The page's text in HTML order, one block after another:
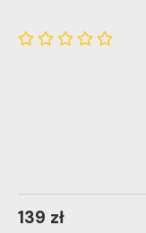
139 zł